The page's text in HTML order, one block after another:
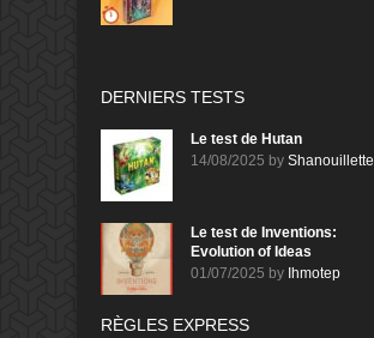
DERNIERS TESTS
Le test de Hutan
14/08/2025 by Shanouillette
Le test de Inventions:
Evolution of Ideas
01/07/2025 by Ihmotep
RÈGLES EXPRESS